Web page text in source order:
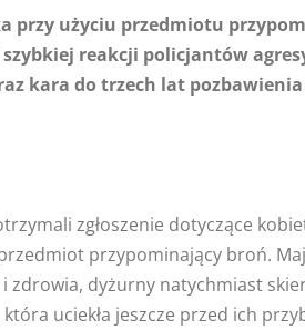
przy użyciu przedmiotu
reakcji policjantów
kara do trzech lat
zgłoszenie dotyczące
przypominający broń.
dyżurny natychmiast
uciekła jeszcze przed ich